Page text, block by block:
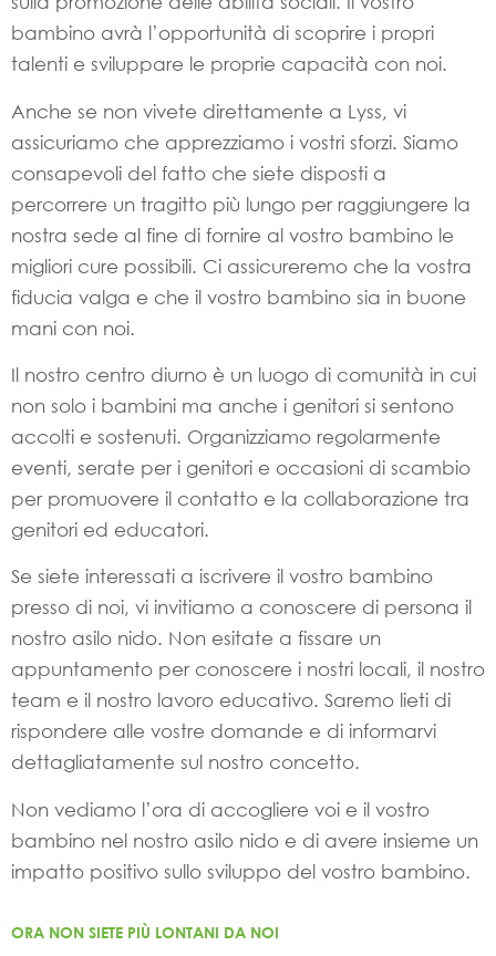
bambino avrà l’opportunità di scoprire i propri
talenti e sviluppare le proprie capacità con noi.
Anche se non vivete direttamente a Lyss, vi
assicuriamo che apprezziamo i vostri sforzi. Siamo
consapevoli del fatto che siete disposti a
percorrere un tragitto più lungo per raggiungere la
nostra sede al fine di fornire al vostro bambino le
migliori cure possibili. Ci assicureremo che la vostra
fiducia valga e che il vostro bambino sia in buone
mani con noi.
Il nostro centro diurno è un luogo di comunità in cui
non solo i bambini ma anche i genitori si sentono
accolti e sostenuti. Organizziamo regolarmente
eventi, serate per i genitori e occasioni di scambio
per promuovere il contatto e la collaborazione tra
genitori ed educatori.
Se siete interessati a iscrivere il vostro bambino
presso di noi, vi invitiamo a conoscere di persona il
nostro asilo nido. Non esitate a fissare un
appuntamento per conoscere i nostri locali, il nostro
team e il nostro lavoro educativo. Saremo lieti di
rispondere alle vostre domande e di informarvi
dettagliatamente sul nostro concetto.
Non vediamo l’ora di accogliere voi e il vostro
bambino nel nostro asilo nido e di avere insieme un
impatto positivo sullo sviluppo del vostro bambino.
ORA NON SIETE PIÙ LONTANI DA NOI